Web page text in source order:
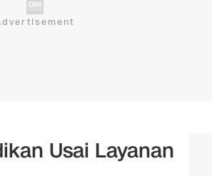
Usai Layanan